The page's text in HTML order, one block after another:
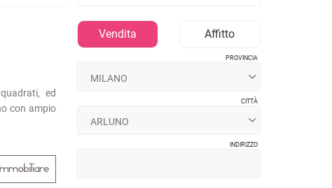
ed
con ampio
Vendita Affitto
PROVINCIA
CITTÀ
INDIRIZZO